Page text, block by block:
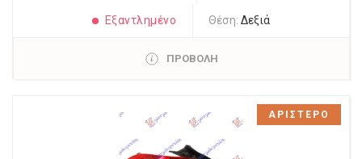
Εξαντλημένο Θέση:Δεξιά
ΠΡΟΒΟΛΗ
ΑΡΙΣΤΕΡΟ